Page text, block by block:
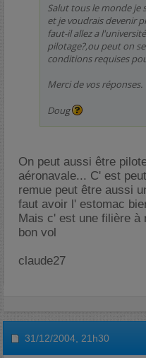
Salut tous le monde je
et je voudrais devenir
faut-il allez a
pilotage?,ou peut on
conditions requises
Merci de vos réponses.
Doug
On peut aussi être
aéronavale... C' est
remue peut être aussi
faut avoir l' estomac
Mais c' est une filière à
bon vol
claude27
31/12/2004, 21h30